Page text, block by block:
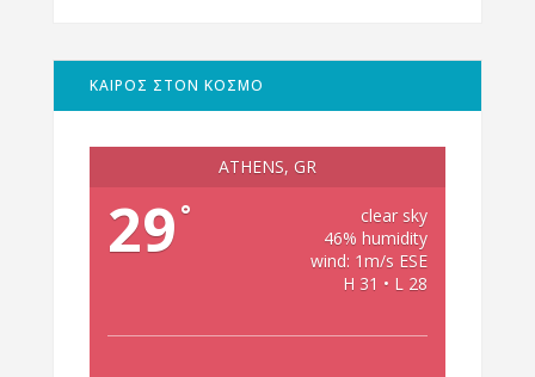
ΚΑΙΡΟΣ ΣΤΟΝ ΚΟΣΜΟ
ATHENS, GR
29 °
clear sky
46% humidity
wind: 1m/s ESE
H 31 • L 28